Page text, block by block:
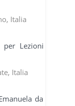
Italia
per Lezioni
Italia
da